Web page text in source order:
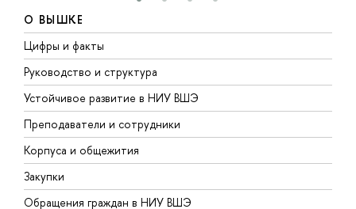
О ВЫШКЕ
Цифры и факты
Руководство и структура
Устойчивое развитие в НИУ ВШЭ
Преподаватели и сотрудники
Корпуса и общежития
Закупки
Обращения граждан в НИУ ВШЭ